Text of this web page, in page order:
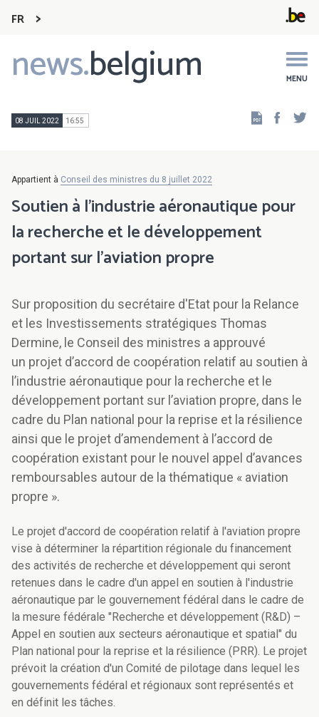
FR
news.belgium MENU
Main
navigation
08 JUIL 2022 16:55
Appartient à Conseil des ministres du 8 juillet 2022
Soutien à l’industrie aéronautique pour
la recherche et le développement
portant sur l’aviation propre
Sur proposition du secrétaire d'Etat pour la Relance
et les Investissements stratégiques Thomas
Dermine, le Conseil des ministres a approuvé
un projet d’accord de coopération relatif au soutien à
l’industrie aéronautique pour la recherche et le
développement portant sur l’aviation propre, dans le
cadre du Plan national pour la reprise et la résilience
ainsi que le projet d’amendement à l’accord de
coopération existant pour le nouvel appel d’avances
remboursables autour de la thématique « aviation
propre ».
Le projet d'accord de coopération relatif à l'aviation propre
vise à déterminer la répartition régionale du financement
des activités de recherche et développement qui seront
retenues dans le cadre d'un appel en soutien à l'industrie
aéronautique par le gouvernement fédéral dans le cadre de
la mesure fédérale "Recherche et développement (R&D) –
Appel en soutien aux secteurs aéronautique et spatial" du
Plan national pour la reprise et la résilience (PRR). Le projet
prévoit la création d'un Comité de pilotage dans lequel les
gouvernements fédéral et régionaux sont représentés et
en définit les tâches.